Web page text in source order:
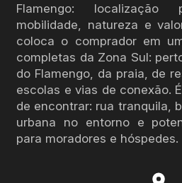
Flamengo:
mobilidade, natureza e
coloca o comprador em
completas da Zona Sul:
do Flamengo, da praia, de
escolas e vias de conexão.
de encontrar: rua tranquila,
urbana no entorno e
para moradores e hóspedes.